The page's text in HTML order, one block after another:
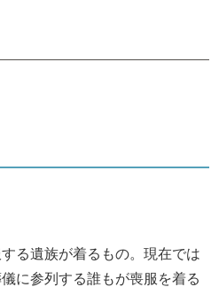
る遺族が着るもの。現在では
に参列する誰もが喪服を着る